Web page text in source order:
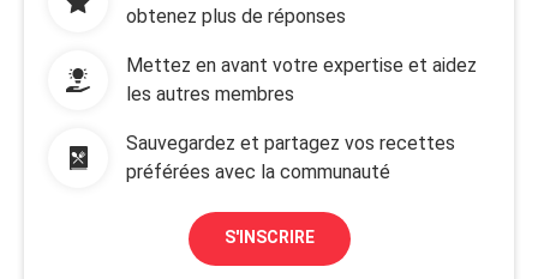
obtenez plus de réponses
Mettez en avant votre expertise et aidez
les autres membres
Sauvegardez et partagez vos recettes
préférées avec la communauté
S'INSCRIRE